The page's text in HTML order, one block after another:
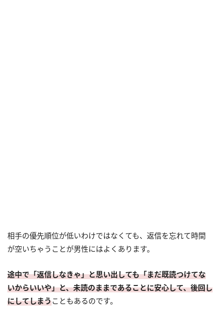
相手の優先順位が低いわけではなくても、返信を忘れて時間
が空いちゃうことが男性にはよくあります。
途中で「返信しなきゃ」と思い出しても「まだ既読つけてな
いからいいや」と、未読のままであることに安心して、後回し
にしてしまうこともあるのです。